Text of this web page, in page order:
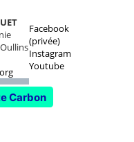
Facebook
(privée)
Instagram
Youtube
Carbon